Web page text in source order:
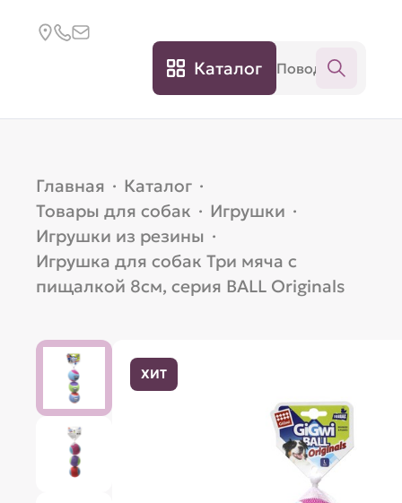
Каталог
Главная · Каталог ·
Товары для собак · Игрушки ·
Игрушки из резины ·
Игрушка для собак Три мяча с
пищалкой 8см, серия BALL Originals
ХИТ